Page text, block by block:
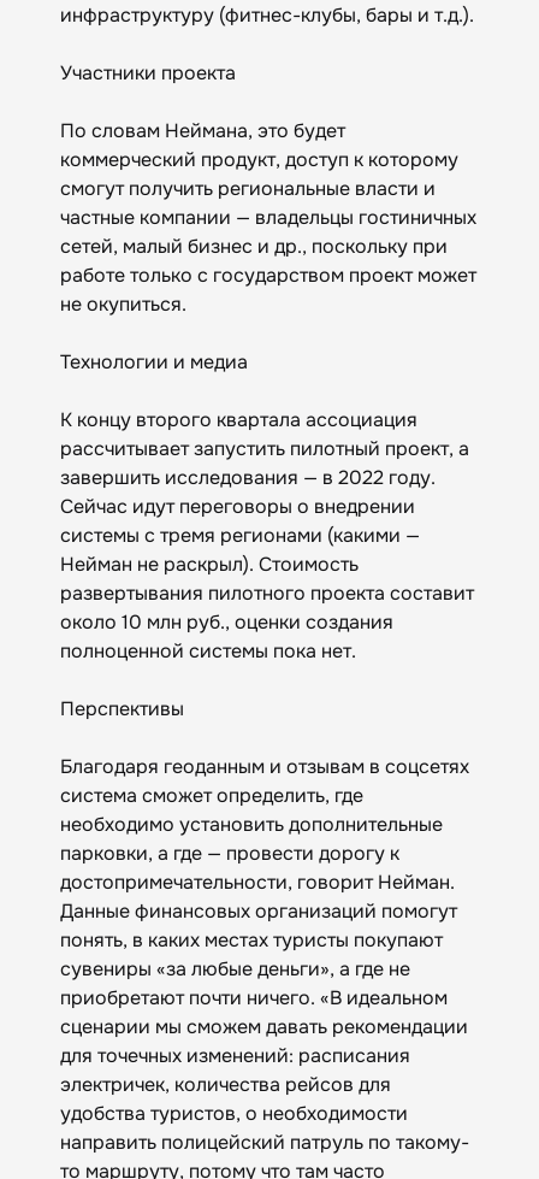
инфраструктуру (фитнес-клубы, бары и т.д.).
Участники проекта
По словам Неймана, это будет
коммерческий продукт, доступ к которому
смогут получить региональные власти и
частные компании — владельцы гостиничных
сетей, малый бизнес и др., поскольку при
работе только с государством проект может
не окупиться.
Технологии и медиа
К концу второго квартала ассоциация
рассчитывает запустить пилотный проект, а
завершить исследования — в 2022 году.
Сейчас идут переговоры о внедрении
системы с тремя регионами (какими —
Нейман не раскрыл). Стоимость
развертывания пилотного проекта составит
около 10 млн руб., оценки создания
полноценной системы пока нет.
Перспективы
Благодаря геоданным и отзывам в соцсетях
система сможет определить, где
необходимо установить дополнительные
парковки, а где — провести дорогу к
достопримечательности, говорит Нейман.
Данные финансовых организаций помогут
понять, в каких местах туристы покупают
сувениры «за любые деньги», а где не
приобретают почти ничего. «В идеальном
сценарии мы сможем давать рекомендации
для точечных изменений: расписания
электричек, количества рейсов для
удобства туристов, о необходимости
направить полицейский патруль по такому-
то маршруту, потому что там часто